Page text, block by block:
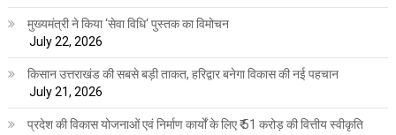
मुख्यमंत्री ने किया ‘सेवा विधि‘ पुस्तक का विमोचन
July 22, 2026
किसान उत्तराखंड की सबसे बड़ी ताकत, हरिद्वार बनेगा विकास की नई पहचान
July 21, 2026
प्रदेश की विकास योजनाओं एवं निर्माण कार्यों के लिए ₹ 51 करोड़ की वित्तीय स्वीकृति